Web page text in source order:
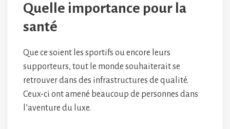
Quelle importance pour la
santé
Que ce soient les sportifs ou encore leurs
supporteurs, tout le monde souhaiterait se
retrouver dans des infrastructures de qualité.
Ceux-ci ont amené beaucoup de personnes dans
l’aventure du luxe.